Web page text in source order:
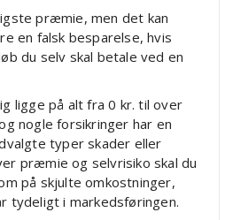
præmie, men det kan
en falsk besparelse, hvis
du selv skal betale ved en
ligge på alt fra 0 kr. til over
nogle forsikringer har en
typer skader eller
præmie og selvrisiko skal du
på skjulte omkostninger,
tydeligt i markedsføringen.